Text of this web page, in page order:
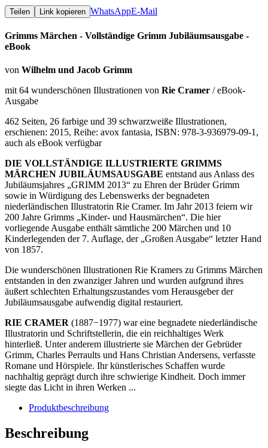
Teilen Link kopieren WhatsAppE-Mail
Grimms Märchen - Vollständige Grimm Jubiläumsausgabe -
eBook
von Wilhelm und Jacob Grimm
mit 64 wunderschönen Illustrationen von Rie Cramer / eBook-
Ausgabe
462 Seiten, 26 farbige und 39 schwarzweiße Illustrationen,
erschienen: 2015, Reihe: avox fantasia, ISBN: 978-3-936979-09-1,
auch als eBook verfügbar
DIE VOLLSTÄNDIGE ILLUSTRIERTE GRIMMS
MÄRCHEN JUBILÄUMSAUSGABE entstand aus Anlass des
Jubiläumsjahres „GRIMM 2013“ zu Ehren der Brüder Grimm
sowie in Würdigung des Lebenswerks der begnadeten
niederländischen Illustratorin Rie Cramer. Im Jahr 2013 feiern wir
200 Jahre Grimms „Kinder- und Hausmärchen“. Die hier
vorliegende Ausgabe enthält sämtliche 200 Märchen und 10
Kinderlegenden der 7. Auflage, der „Großen Ausgabe“ letzter Hand
von 1857.
Die wunderschönen Illustrationen Rie Kramers zu Grimms Märchen
entstanden in den zwanziger Jahren und wurden aufgrund ihres
äußert schlechten Erhaltungszustandes vom Herausgeber der
Jubiläumsausgabe aufwendig digital restauriert.
RIE CRAMER (1887−1977) war eine begnadete niederländische
Illustratorin und Schriftstellerin, die ein reichhaltiges Werk
hinterließ. Unter anderem illustrierte sie Märchen der Gebrüder
Grimm, Charles Perraults und Hans Christian Andersens, verfasste
Romane und Hörspiele. Ihr künstlerisches Schaffen wurde
nachhaltig geprägt durch ihre schwierige Kindheit. Doch immer
siegte das Licht in ihren Werken ...
Produktbeschreibung
Beschreibung